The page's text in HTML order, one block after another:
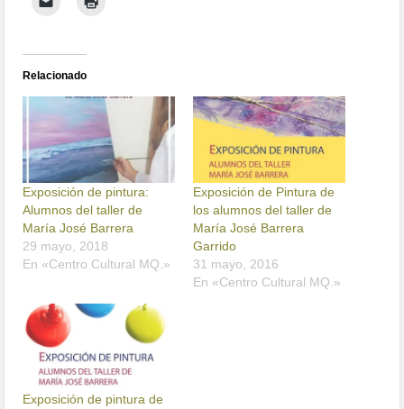
Relacionado
Exposición de pintura:
Alumnos del taller de
María José Barrera
29 mayo, 2018
En «Centro Cultural MQ.»
Exposición de Pintura de
los alumnos del taller de
María José Barrera
Garrido
31 mayo, 2016
En «Centro Cultural MQ.»
Exposición de pintura de